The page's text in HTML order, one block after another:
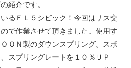
紹介です。
るＦＬ５シビック！今回はサス交
で作業させて頂きました。使用す
ＯＮ製のダウンスプリング。スポ
スプリングレートを１０％ＵＰ